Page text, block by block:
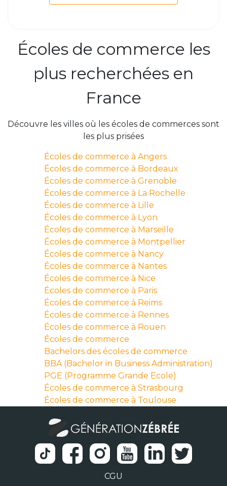
Écoles de commerce les
plus recherchées en
France
Découvre les villes où les écoles de commerces sont
les plus prisées
Écoles de commerce à Angers
Écoles de commerce à Bordeaux
Écoles de commerce à Grenoble
Écoles de commerce à La Rochelle
Écoles de commerce à Lille
Écoles de commerce à Lyon
Écoles de commerce à Marseille
Écoles de commerce à Montpellier
Écoles de commerce à Nancy
Écoles de commerce à Nantes
Écoles de commerce à Nice
Écoles de commerce à Paris
Écoles de commerce à Reims
Écoles de commerce à Rennes
Écoles de commerce à Rouen
Écoles de commerce
Bachelors des écoles de commerce
BBA (Bachelor in Business Administration)
PGE (Programme Grande Ecole)
Écoles de commerce à Strasbourg
Écoles de commerce à Toulouse
CGU